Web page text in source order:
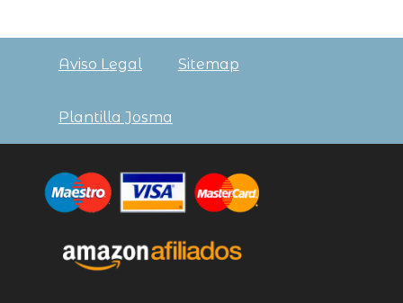
Aviso Legal Sitemap
Plantilla Josma